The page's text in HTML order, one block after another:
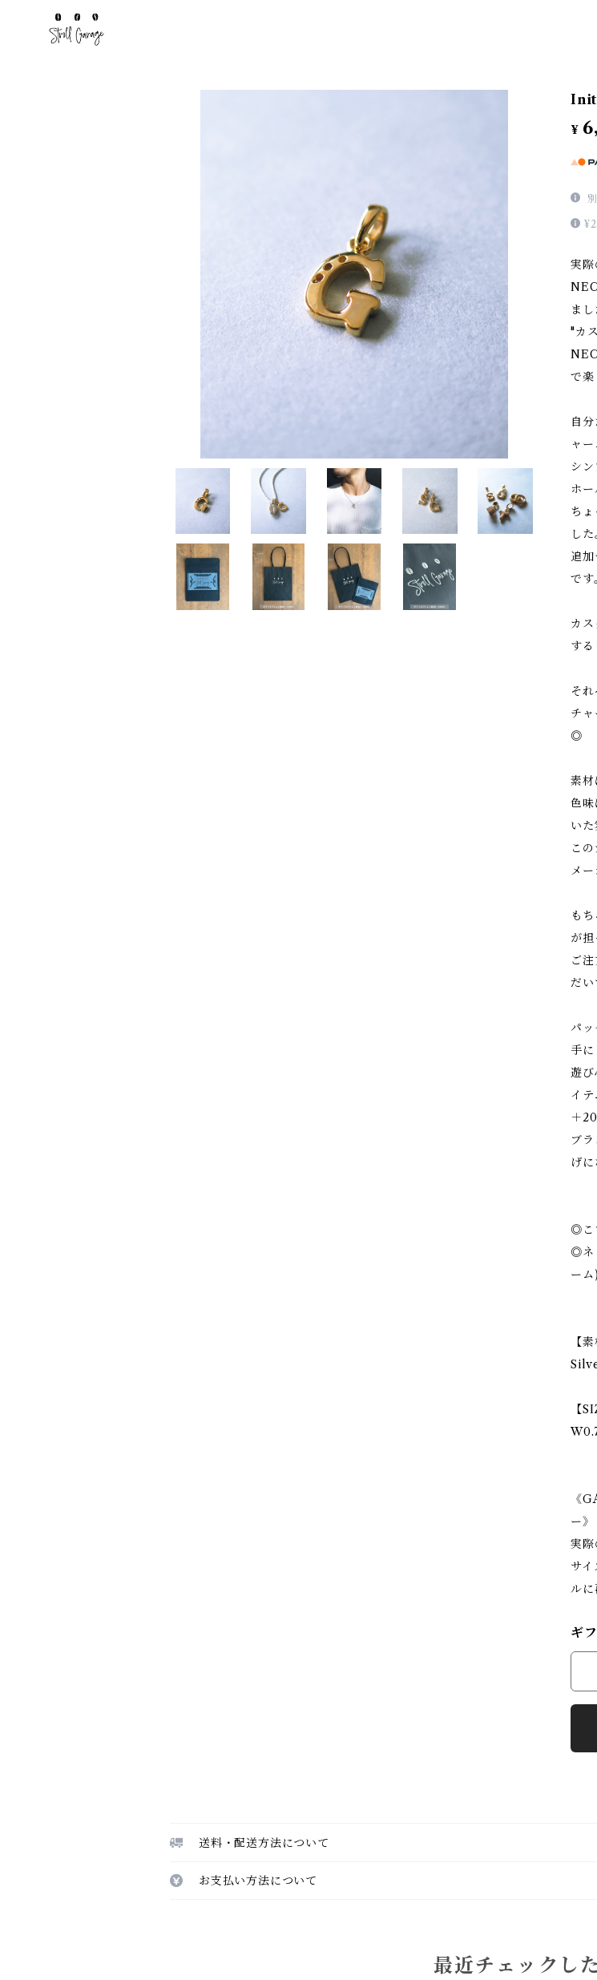
¥
実
まし
"カ
で楽
自
ャ
シ
ホ
ち
した
追
です
カ
す
そ
チ
◎
素材
色味
いた
こ
メ
も
が担
ご
だい
パッ
手に
遊び
イテ
＋
ブ
げに
◎こ
◎ネ
ーム
【素
【
《
ー》
実際
サ
ルに
ギ
送料・配送方法について
お支払い方法について
最近チェックし